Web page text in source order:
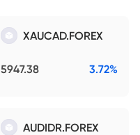
XAUCAD.FOREX
5947.38 3.72%
AUDIDR.FOREX